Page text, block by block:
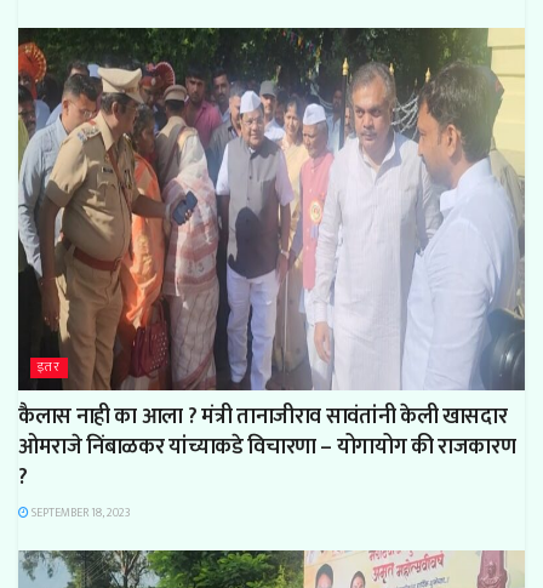
इतर
कैलास नाही का आला ? मंत्री तानाजीराव सावंतांनी केली खासदार
ओमराजे निंबाळकर यांच्याकडे विचारणा – योगायोग की राजकारण
?
SEPTEMBER 18, 2023